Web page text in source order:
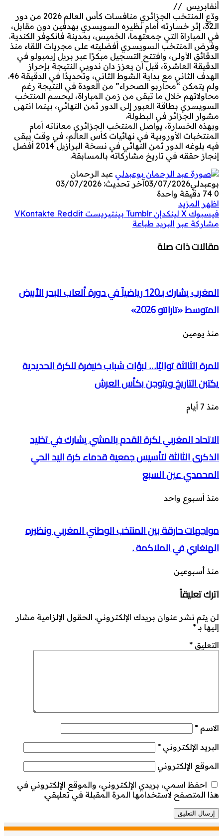
أنفابريس //
ودّع المنتخب الجزائري منافسات كأس العالم 2026 من دور
الـ32، إثر خسارته أمام نظيره السويسري بهدفين دون مقابل،
في المباراة التي جمعتهما، الخميس، بمدينة فانكوفر الكندية.
وفرض المنتخب السويسري أفضليته على مجريات اللقاء منذ
الدقائق الأولى، وافتتح التسجيل مبكرًا عبر بريل إيمبولو في
الدقيقة العاشرة، قبل أن يعزز دان ندويي النتيجة بإحراز
الهدف الثاني مع بداية الشوط الثاني، وتحديدًا في الدقيقة 46.
ولم يتمكن “محاربو الصحراء” من العودة في النتيجة رغم
محاولاتهم خلال ما تبقى من زمن المباراة، ليحسم المنتخب
السويسري بطاقة العبور إلى الدور ثمن النهائي، بينما انتهى
مشوار الجزائر في البطولة.
وبهذه الخسارة، يواصل المنتخب الجزائري معاناته أمام
المنتخبات الأوروبية في نهائيات كأس العالم، في وقت يبقى
فيه بلوغه الدور ثمن النهائي في نسخة البرازيل 2014 أفضل
إنجاز حققه في تاريخ مشاركاته بالمسابقة.
عبد الرحمان
بوعبدلي03/07/2026آخر تحديث: 03/07/2026
0
دقيقة واحدة
اظهر المزيد
فيسبوك ‫X لينكدإن بينتيريست
مشاركة عبر البريد طباعة
مقالات ذات صلة
المغرب يشارك بـ120 رياضياً في دورة ألعاب البحر الأبيض
المتوسط «تارانتو 2026»
منذ يومين
للمرة الثالثة تواليًا… لبؤات شباب خنيفرة للكرة الحديدية
يكتبن التاريخ ويتوجن بكأس العرش
منذ 7 أيام
الاتحاد المغربي لكرة القدم بالمشي يشارك في تخليد
الذكرى الثالثة لتأسيس جمعية قدماء كرة اليد الحي
المحمدي عين السبع
منذ أسبوع واحد
مواجهات حارقة بين المنتخب الوطني المغربي ونظيره
الهنغاري في الملاكمة .
منذ أسبوعين
اترك تعليقاً
لن يتم نشر عنوان بريدك الإلكتروني. الحقول الإلزامية مشار
إليها بـ*
التعليق *
الاسم *
البريد الإلكتروني *
الموقع الإلكتروني
احفظ اسمي، بريدي الإلكتروني، والموقع الإلكتروني في
هذا المتصفح لاستخدامها المرة المقبلة في تعليقي.